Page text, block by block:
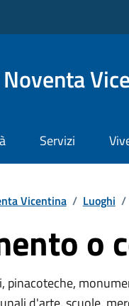
Servizi
Vicentina / Luoghi /
o
pinacoteche,